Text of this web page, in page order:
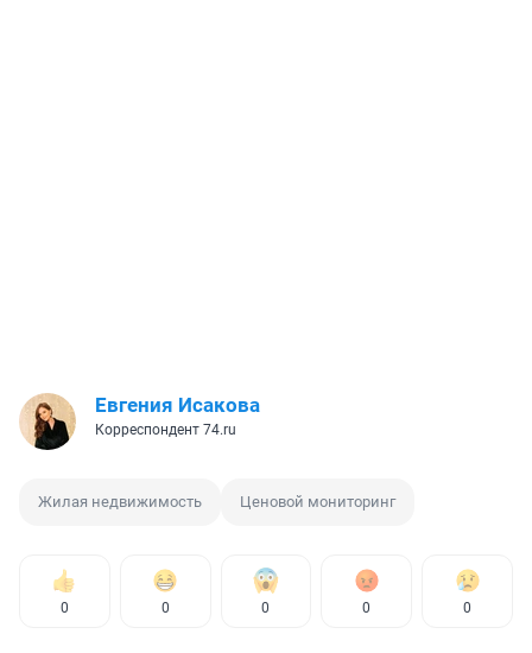
Евгения Исакова
Корреспондент 74.ru
Жилая недвижимость Ценовой мониторинг
0 0 0 0 0